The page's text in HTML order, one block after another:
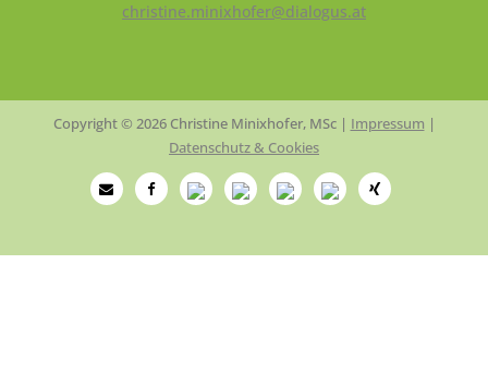
christine.minixhofer@dialogus.at
Copyright © 2026 Christine Minixhofer, MSc | Impressum |
Datenschutz & Cookies